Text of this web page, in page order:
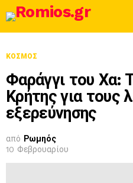
ΚΌΣΜΟΣ
Φαράγγι του Χα:
Κρήτης για τους
εξερεύνησης
από Ρωμηός
10 Φεβρουαρίου